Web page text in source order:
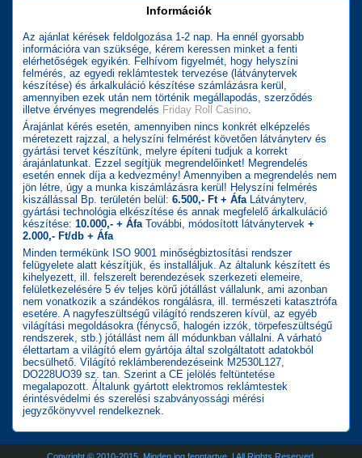
Információk
Az ajánlat kérések feldolgozása 1-2 nap. Ha ennél gyorsabb
információra van szüksége, kérem keressen minket a fenti
elérhetőségek egyikén. Felhívom figyelmét, hogy helyszíni
felmérés, az egyedi reklámtestek tervezése (látványtervek
készítése) és árkalkuláció készítése számlázásra kerül,
amennyiben ezek után nem történik megállapodás, szerződés
illetve érvényes megrendelés Friday Roll Casino
Árajánlat kérés esetén, amennyiben nincs konkrét elképzelés
méretezett rajzzal, a helyszíni felmérést követően látványterv és
gyártási tervet készítünk, melyre építeni tudjuk a korrekt
árajánlatunkat. Ezzel segítjük megrendelőinket! Megrendelés
esetén ennek díja a kedvezmény! Amennyiben a megrendelés nem
jön létre, úgy a munka kiszámlázásra kerül! Helyszíni felmérés
kiszállással Bp. területén belül:6.500,- Ft + Áfa Látványterv,
gyártási technológia elkészítése és annak megfelelő árkalkuláció
készítése:10.000,- + Áfa További, módosított látványtervek +
2.000,- Ft/db + Áfa
Minden termékünk ISO 9001 minőségbiztosítási rendszer
felügyelete alatt készítjük, és installáljuk. Az általunk készített és
kihelyezett, ill. felszerelt berendezések szerkezeti elemeire,
felületkezelésére 5 év teljes körű jótállást vállalunk, ami azonban
nem vonatkozik a szándékos rongálásra, ill. természeti katasztrófa
esetére. A nagyfeszültségű világító rendszeren kívül, az egyéb
világítási megoldásokra (fénycső, halogén izzók, törpefeszültségű
rendszerek, stb.) jótállást nem áll módunkban vállalni. A várható
élettartam a világító elem gyártója által szolgáltatott adatokból
becsülhető. Világító reklámberendezéseink M2530L127,
DO228UO39 sz. tan. Szerint a CE jelölés feltüntetése
megalapozott. Általunk gyártott elektromos reklámtestek
érintésvédelmi és szerelési szabványossági mérési
jegyzőkönyvvel rendelkeznek.